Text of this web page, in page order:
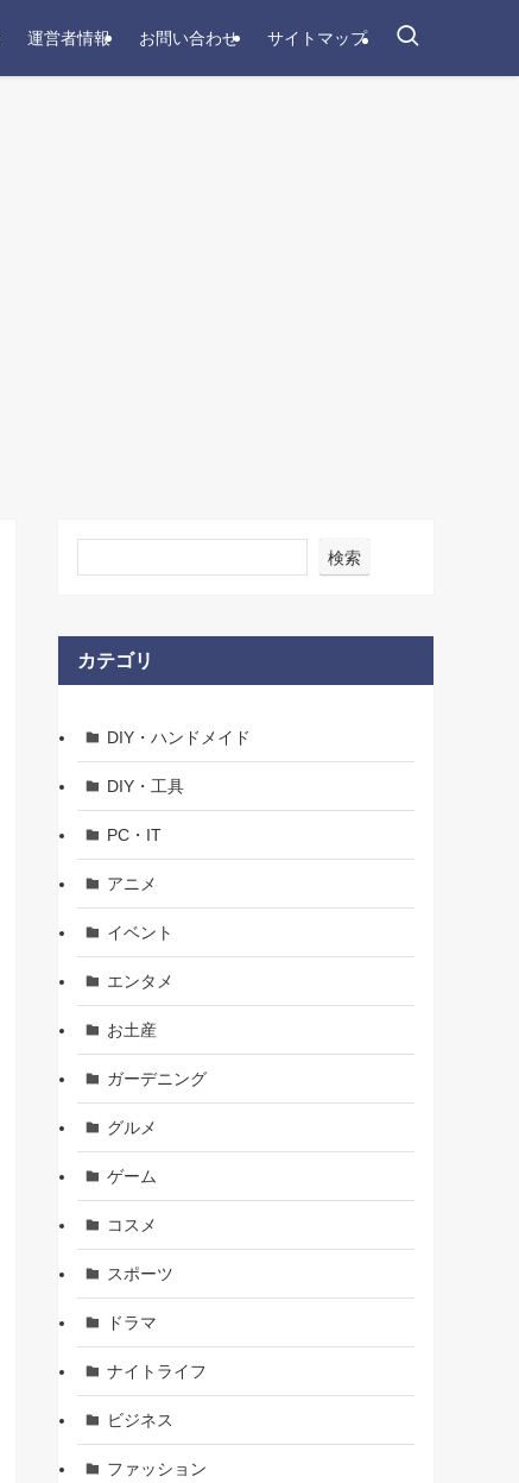
運営者情報 お問い合わせ サイトマップ
検索
カテゴリ
DIY・ハンドメイド
DIY・工具
PC・IT
アニメ
イベント
エンタメ
お土産
ガーデニング
グルメ
ゲーム
コスメ
スポーツ
ドラマ
ナイトライフ
ビジネス
ファッション